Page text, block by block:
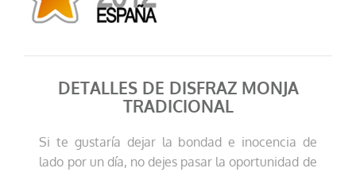
DETALLES DE DISFRAZ MONJA
TRADICIONAL
Si te gustaría dejar la bondad e inocencia de
lado por un día, no dejes pasar la oportunidad de